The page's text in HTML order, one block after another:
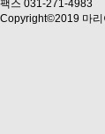
팩스 031-271-4983
Copyright©2019 마리